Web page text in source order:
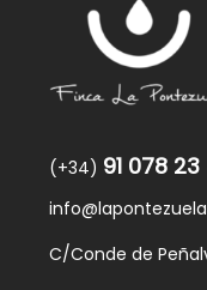
(+34) 91 078
C/Conde de